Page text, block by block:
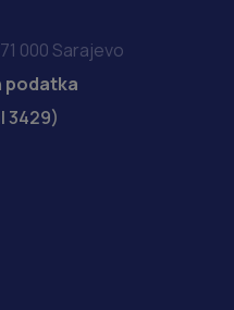
000 Sarajevo
podatka
3429)